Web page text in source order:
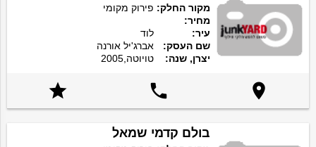
מקור החלק: פירוק מקומי
מחיר:
עיר:
לוד
שם העסק:
אברג'יל אורנה
יצרן, שנה:
טויוטה,2005



בולם קדמי שמאל